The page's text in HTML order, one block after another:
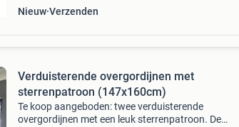
Nieuw Verzenden
Verduisterende overgordijnen met
sterrenpatroon (147x160cm)
Te koop aangeboden: twee verduisterende
overgordijnen met een leuk sterrenpatroon. De